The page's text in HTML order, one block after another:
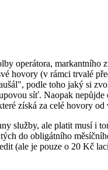
operátora, markantního
hovory (v rámci trvalé
podle toho jaký si
síť. Naopak nepůjde
získá za celé hovory
služby, ale platit musí i
do obligátního
(ale je pouze o 20 Kč